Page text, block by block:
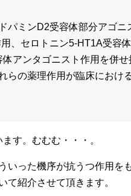
パミンD2受容体部分アゴニ
、セロトニン5-HT1A受容
アンタゴニスト作用を併せ
らの薬理作用が臨床におけ
す。むむむ・・・。
いった機序が抗うつ作用を
て紹介させて頂きます。